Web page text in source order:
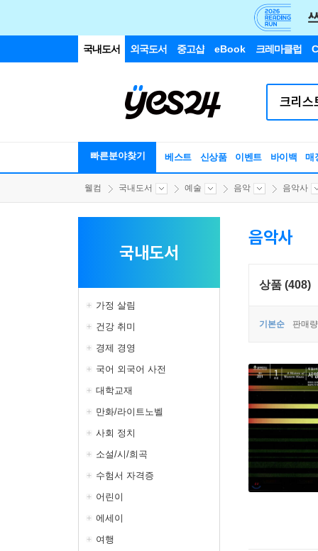
국내도서 외국도서 중고샵 eBook 크레마클럽
빠른분야찾기 베스트 신상품 이벤트 바이백 매
웰컴 국내도서 예술 음악 음악사
국내도서
가정 살림
건강 취미
경제 경영
국어 외국어 사전
대학교재
만화/라이트노벨
사회 정치
소설/시/희곡
수험서 자격증
어린이
에세이
여행
음악사
상품 (408)
기본순 판매